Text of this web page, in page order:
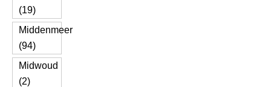
(19)
Middenmeer
(94)
Midwoud
(2)